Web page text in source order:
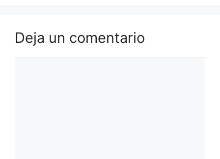
Deja un comentario